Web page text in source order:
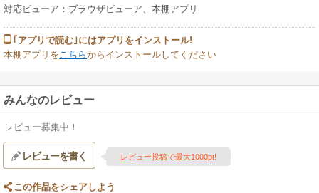
対応ビューア：ブラウザビューア、本棚アプリ
｢アプリで読む｣にはアプリをインストール!
本棚アプリを こちらからインストールしてください
みんなのレビュー
レビュー募集中！
レビューを書く レビュー投稿で最大1000pt!
この作品をシェアしよう